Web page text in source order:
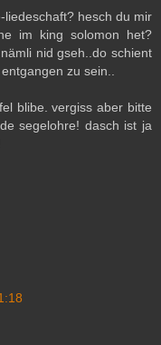
hesch du mir
im king solomon het?
nid gseh..do schient
zu sein..
blibe. vergiss aber bitte
segelohre! dasch ist ja